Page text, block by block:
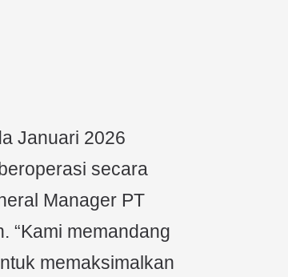
Januari 2026
secara
Manager PT
“Kami memandang
memaksimalkan